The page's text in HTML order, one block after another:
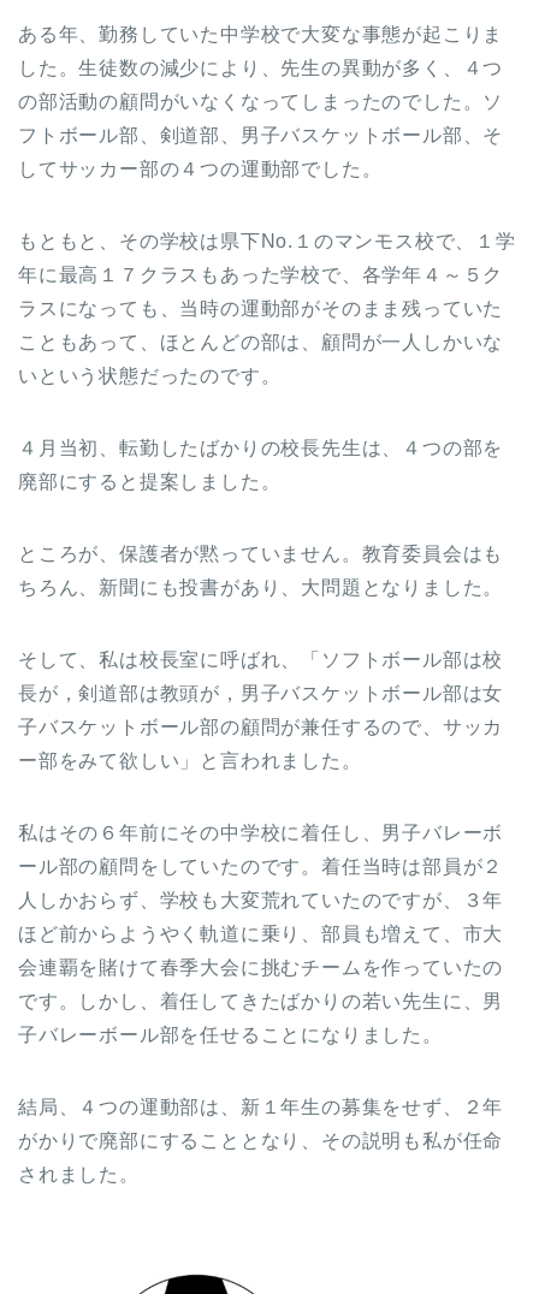
ある年、勤務していた中学校で大変な事態が起こりま
した。生徒数の減少により、先生の異動が多く、４つ
の部活動の顧問がいなくなってしまったのでした。ソ
フトボール部、剣道部、男子バスケットボール部、そ
してサッカー部の４つの運動部でした。
もともと、その学校は県下No.１のマンモス校で、１学
年に最高１７クラスもあった学校で、各学年４～５ク
ラスになっても、当時の運動部がそのまま残っていた
こともあって、ほとんどの部は、顧問が一人しかいな
いという状態だったのです。
４月当初、転勤したばかりの校長先生は、４つの部を
廃部にすると提案しました。
ところが、保護者が黙っていません。教育委員会はも
ちろん、新聞にも投書があり、大問題となりました。
そして、私は校長室に呼ばれ、「ソフトボール部は校
長が，剣道部は教頭が，男子バスケットボール部は女
子バスケットボール部の顧問が兼任するので、サッカ
ー部をみて欲しい」と言われました。
私はその６年前にその中学校に着任し、男子バレーボ
ール部の顧問をしていたのです。着任当時は部員が２
人しかおらず、学校も大変荒れていたのですが、３年
ほど前からようやく軌道に乗り、部員も増えて、市大
会連覇を賭けて春季大会に挑むチームを作っていたの
です。しかし、着任してきたばかりの若い先生に、男
子バレーボール部を任せることになりました。
結局、４つの運動部は、新１年生の募集をせず、２年
がかりで廃部にすることとなり、その説明も私が任命
されました。